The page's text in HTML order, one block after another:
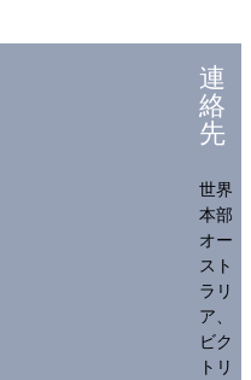
連
絡
先
世界
本部
オー
スト
ラリ
ア、
ビク
トリ